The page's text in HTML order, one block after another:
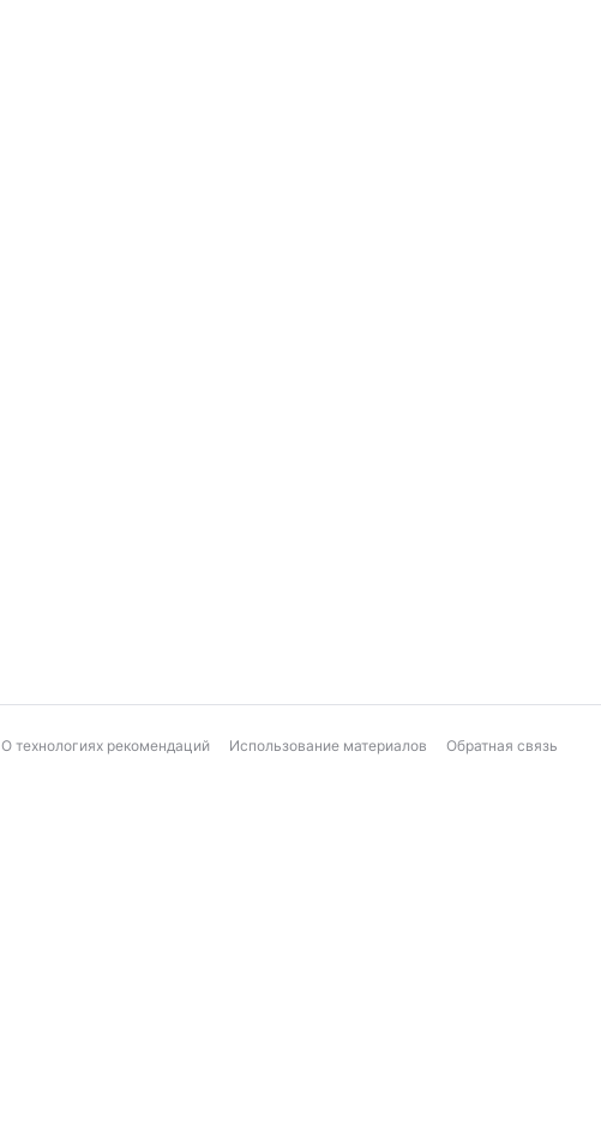
О технологиях рекомендаций Использование материалов Обратная связь